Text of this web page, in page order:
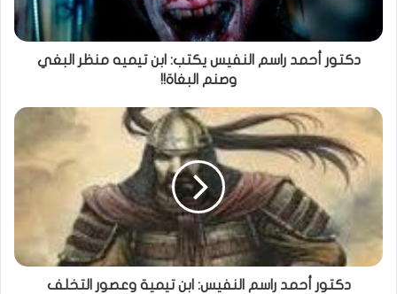
دكتور أحمد راسم النفيس يكتب: ابن تيميه منظر البغي
وصنم البغاة!!
دكتور أحمد راسم النفيس: ابن تيمية وعصور التخلف